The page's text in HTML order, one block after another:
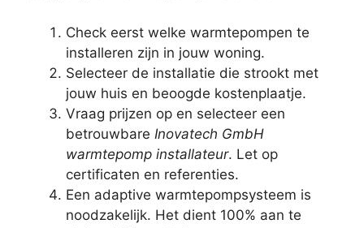
Check eerst welke warmtepompen te
installeren zijn in jouw woning.
Selecteer de installatie die strookt met
jouw huis en beoogde kostenplaatje.
Vraag prijzen op en selecteer een
betrouwbare Inovatech GmbH
warmtepomp installateur. Let op
certificaten en referenties.
Een adaptive warmtepompsysteem is
noodzakelijk. Het dient 100% aan te